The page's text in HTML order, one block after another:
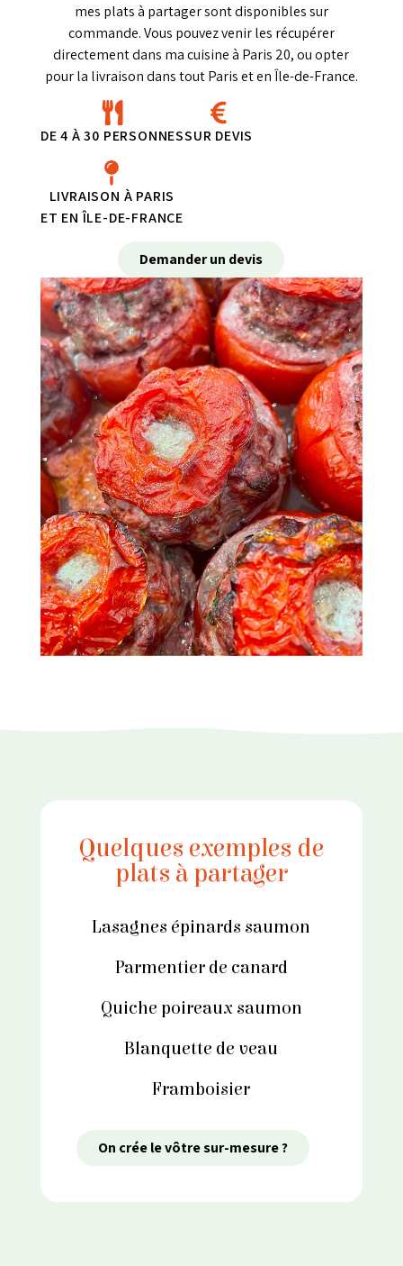
mes plats à partager sont disponibles sur
commande. Vous pouvez venir les récupérer
directement dans ma cuisine à Paris 20, ou opter
pour la livraison dans tout Paris et en Île-de-France.
DE 4 À 30 PERSONNESSUR DEVIS
LIVRAISON À PARIS
ET EN ÎLE-DE-FRANCE
Demander un devis
Quelques exemples de
plats à partager
Lasagnes épinards saumon
Parmentier de canard
Quiche poireaux saumon​
Blanquette de veau
Framboisier
On crée le vôtre sur-mesure ?